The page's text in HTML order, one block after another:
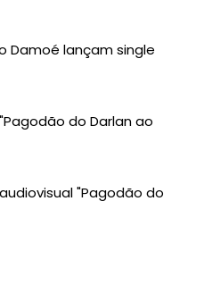
Damoé lançam single
do Darlan ao
"Pagodão do